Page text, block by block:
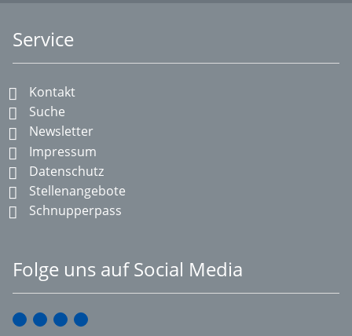
Service
Kontakt
Suche
Newsletter
Impressum
Datenschutz
Stellenangebote
Schnupperpass
Folge uns auf Social Media